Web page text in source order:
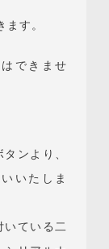
す。
できませ
ンより、
いたしま
ている二